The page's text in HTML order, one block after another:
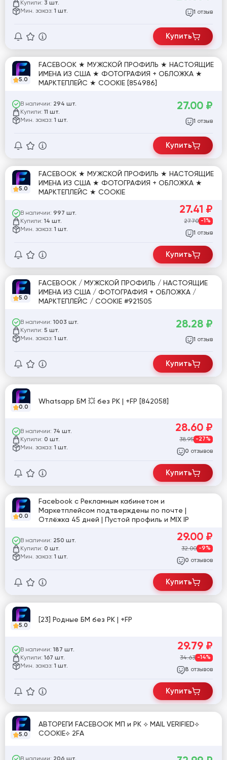
Купили: 3 шт.
Мин. заказ: 1 шт. 1 отзыв
Купить
5.0
FACEBOOK ★ МУЖСКОЙ ПРОФИЛЬ ★ НАСТОЯЩИЕ
ИМЕНА ИЗ США ★ ФОТОГРАФИЯ + ОБЛОЖКА ★
МАРКТЕПЛЕЙС ★ COOKIE [854986]
В наличии: 294 шт.
Купили: 11 шт.
Мин. заказ: 1 шт.
27.00 ₽
1 отзыв
Купить
5.0
FACEBOOK ★ МУЖСКОЙ ПРОФИЛЬ ★ НАСТОЯЩИЕ
ИМЕНА ИЗ США ★ ФОТОГРАФИЯ + ОБЛОЖКА ★
МАРКТЕПЛЕЙС ★ COOKIE
В наличии: 997 шт.
Купили: 14 шт.
Мин. заказ: 1 шт.
27.41 ₽
27.70 -1%
1 отзыв
Купить
5.0
FACEBOOK / МУЖСКОЙ ПРОФИЛЬ / НАСТОЯЩИЕ
ИМЕНА ИЗ США / ФОТОГРАФИЯ + ОБЛОЖКА /
МАРКТЕПЛЕЙС / COOKIE #921505
В наличии: 1003 шт.
Купили: 5 шт.
Мин. заказ: 1 шт.
28.28 ₽
1 отзыв
Купить
0.0
Whatsapp БМ 💥 без РК | +FP [842058]
В наличии: 74 шт.
Купили: 0 шт.
Мин. заказ: 1 шт.
28.60 ₽
38.95 -27%
0 отзывов
Купить
0.0
Facebook с Рекламным кабинетом и
Маркетплейсом подтверждены по почте |
Отлёжка 45 дней | Пустой профиль и MIX IP
В наличии: 250 шт.
Купили: 0 шт.
Мин. заказ: 1 шт.
29.00 ₽
32.00 -9%
0 отзывов
Купить
5.0
[23] Родные БМ без РК | +FP
В наличии: 187 шт.
Купили: 167 шт.
Мин. заказ: 1 шт.
29.79 ₽
34.63 -14%
8 отзывов
Купить
5.0
АВТОРЕГИ FACEBOOK МП и РК ⟡ MAIL VERIFIED⟡
COOKIE⟡ 2FA